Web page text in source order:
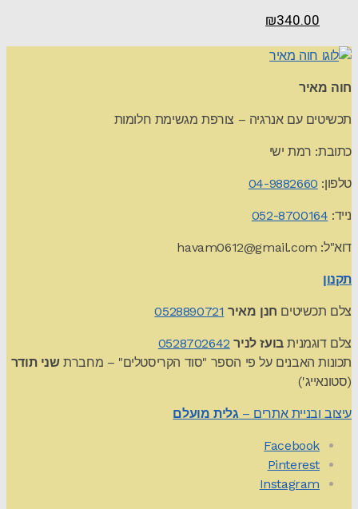
₪340.00
חוה מאיר
תכשיטים עם אנרגיה – צורפת מגשימת חלומות
כתובת: רמת ישי
טלפון: 04-9882660
נייד: 052-8700164
דוא"ל: havam0612@gmail.com
תקנון
צלם תכשיטים חנן מאיר 0528890721
צלם דוגמניתבועז לניר 0528702642
תכונות האבנים על פי הספר "סוד הקריסטלים" – מחברתשני תודר
(סטונאייג')
עיצוב ובניית אתרים – גלית מועלם
Facebook
Pinterest
Instagram